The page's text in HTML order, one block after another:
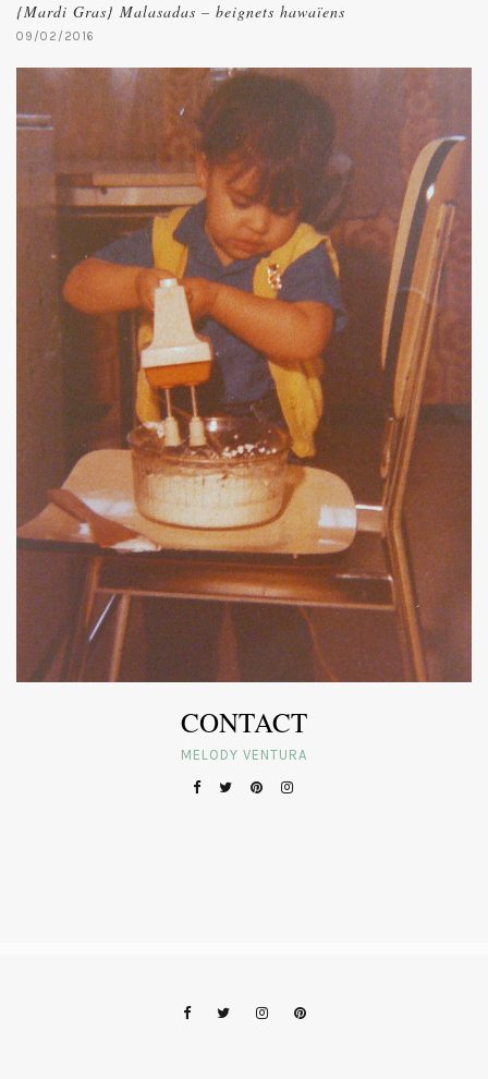
{Mardi Gras} Malasadas – beignets hawaïens
09/02/2016
CONTACT
MELODY VENTURA